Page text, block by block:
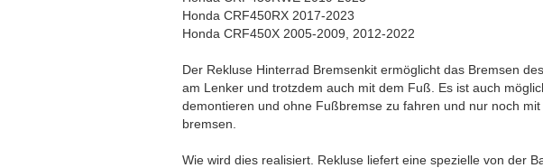
Honda CRF450RX 2017-2023
Honda CRF450X 2005-2009, 2012-2022
Der Rekluse Hinterrad Bremsenkit ermöglicht das Bremsen
am Lenker und trotzdem auch mit dem Fuß. Es ist auch
demontieren und ohne Fußbremse zu fahren und nur noch
bremsen.
Wie wird dies realisiert. Rekluse liefert eine spezielle von der